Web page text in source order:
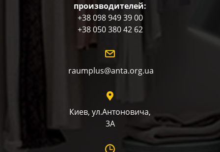
производителей:
+38 098 949 39 00
+38 050 380 42 62
raumplus@anta.org.ua
Киев, ул.Антоновича,
3А